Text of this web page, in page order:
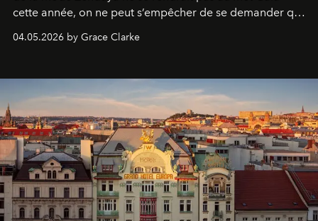
cette année, on ne peut s’empêcher de se demander qui
04.05.2026 by Grace Clarke